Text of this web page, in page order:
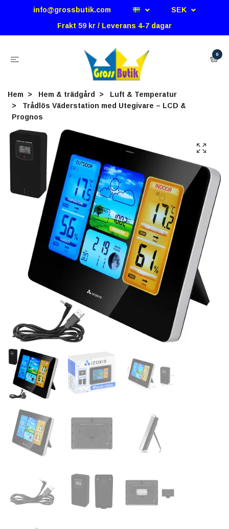
info@grossbutik.com
SEK
Frakt 59 kr / Leverans 4-7 dagar
0
Hem Hem & trädgård
Luft & Temperatur
Trådlös Väderstation med Utegivare – LCD &
Prognos